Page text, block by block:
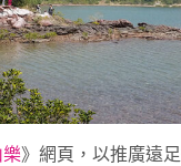
樂》網頁，以推廣遠